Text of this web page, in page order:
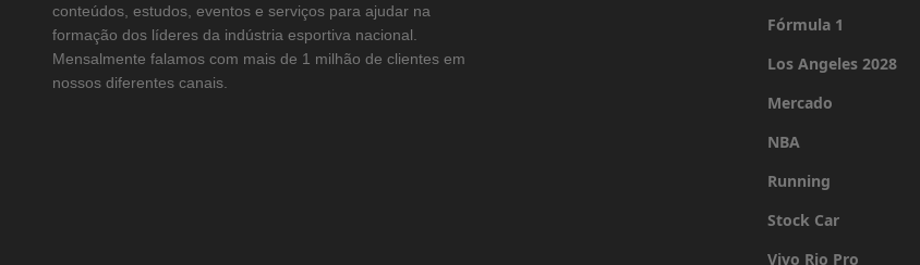
conteúdos, estudos, eventos e serviços para ajudar na
formação dos líderes da indústria esportiva nacional.
Mensalmente falamos com mais de 1 milhão de clientes em
nossos diferentes canais.
Fórmula 1
Los Angeles 2028
Mercado
NBA
Running
Stock Car
Vivo Rio Pro